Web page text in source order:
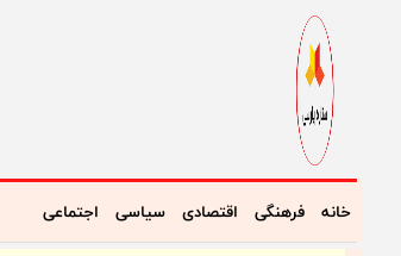
خانه فرهنگی اقتصادی سیاسی اجتماعی